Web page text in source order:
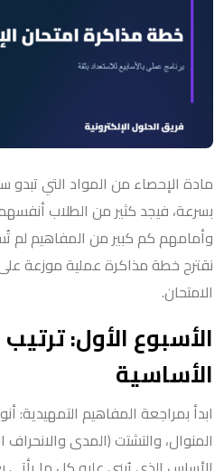
مادة الإحصاء من المواد التي تبدو
بسرعة، فيجد كثير من الطلاب
وأمامهم كم كبير من المفاهيم لم
نقترح خطة مذاكرة عملية موزعة
الامتحان.
الأسبوع الأول:
الأساسية
ابدأ بمراجعة المفاهيم التمهيدية:
المنوال، والتشتت (المدى